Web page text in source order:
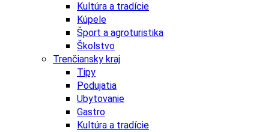
Kultúra a tradície
Kúpele
Šport a agroturistika
Školstvo
Trenčiansky kraj
Tipy
Podujatia
Ubytovanie
Gastro
Kultúra a tradície